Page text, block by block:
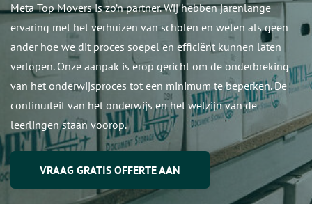
Meta Top Movers is zo’n partner. Wij hebben jarenlange
ervaring met het verhuizen van scholen en weten als geen
ander hoe we dit proces soepel en efficiënt kunnen laten
verlopen. Onze aanpak is erop gericht om de onderbreking
van het onderwijsproces tot een minimum te beperken. De
continuïteit van het onderwijs en het welzijn van de
leerlingen staan voorop.
VRAAG GRATIS OFFERTE AAN